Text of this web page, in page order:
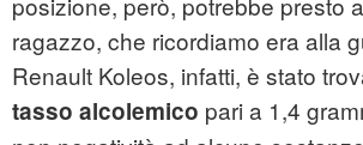
ragazzo, che ricordiamo era alla
Renault Koleos, infatti, è stato
tasso alcolemico pari a 1,4